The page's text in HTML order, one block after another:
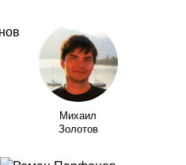
Михаил
Золотов